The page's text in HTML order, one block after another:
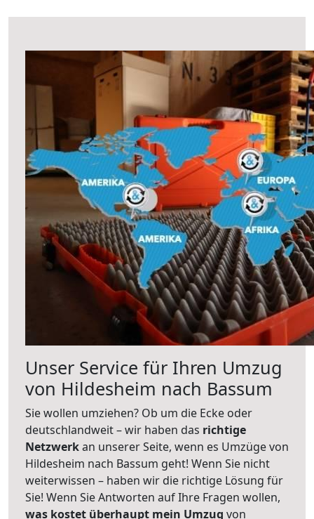
Unser Service für Ihren Umzug
von Hildesheim nach Bassum
Sie wollen umziehen? Ob um die Ecke oder
deutschlandweit – wir haben das richtige
Netzwerkan unserer Seite, wenn es Umzüge von
Hildesheim nach Bassum geht! Wenn Sie nicht
weiterwissen – haben wir die richtige Lösung für
Sie! Wenn Sie Antworten auf Ihre Fragen wollen,
was kostet überhaupt mein Umzug von